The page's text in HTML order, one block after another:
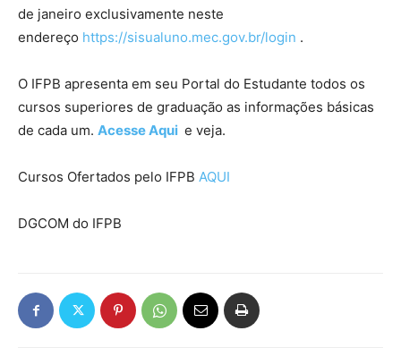
de janeiro exclusivamente neste
endereço https://sisualuno.mec.gov.br/login .
O IFPB apresenta em seu Portal do Estudante todos os
cursos superiores de graduação as informações básicas
de cada um. Acesse Aqui e veja.
Cursos Ofertados pelo IFPB AQUI
DGCOM do IFPB